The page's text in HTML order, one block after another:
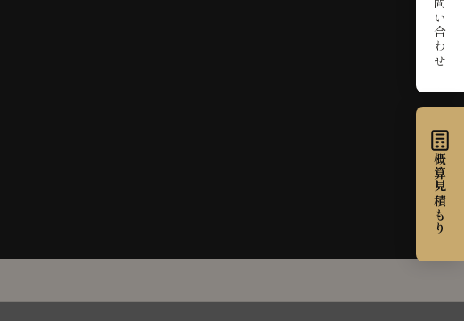
お問い合わせ
概算見積もり